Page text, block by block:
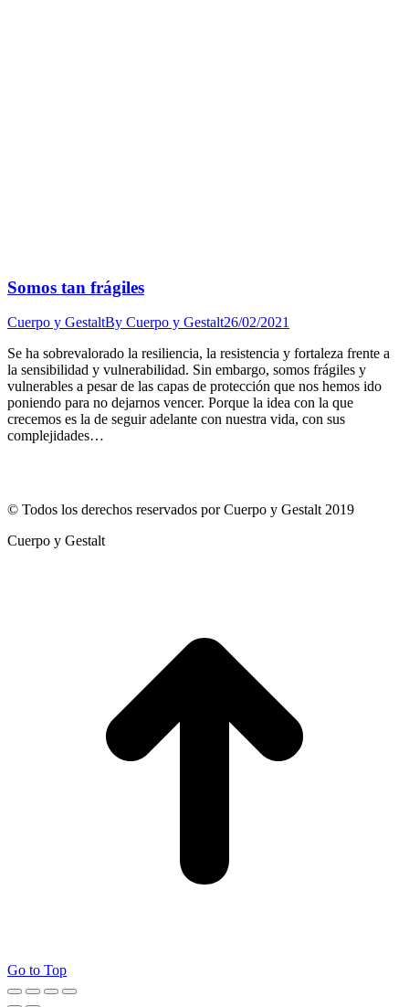
Somos tan frágiles
Cuerpo y GestaltBy Cuerpo y Gestalt26/02/2021
Se ha sobrevalorado la resiliencia, la resistencia y fortaleza frente a
la sensibilidad y vulnerabilidad. Sin embargo, somos frágiles y
vulnerables a pesar de las capas de protección que nos hemos ido
poniendo para no dejarnos vencer. Porque la idea con la que
crecemos es la de seguir adelante con nuestra vida, con sus
complejidades…
© Todos los derechos reservados por Cuerpo y Gestalt 2019
Cuerpo y Gestalt
Go to Top